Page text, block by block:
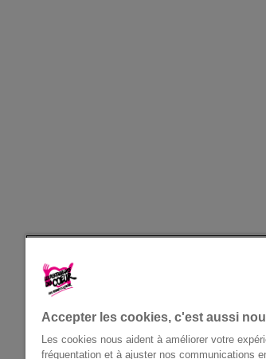
Accepter les cookies, c'est aussi
Les cookies nous aident à améliorer votre
fréquentation et à ajuster nos communications